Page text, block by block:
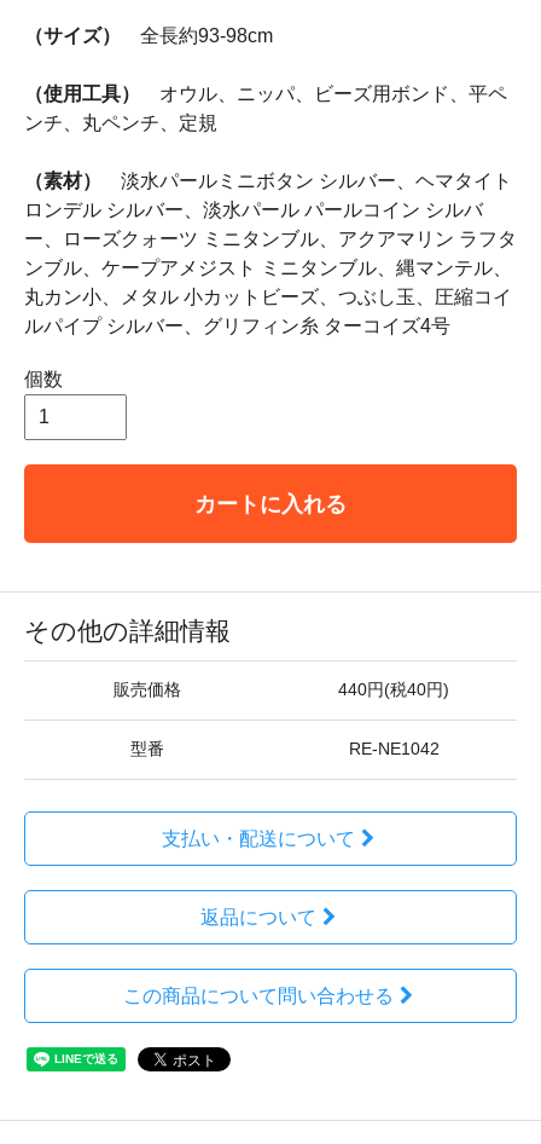
（サイズ） 全長約93-98cm
（使用工具）
オウル、ニッパ、ビーズ用ボンド、平ペ
ンチ、丸ペンチ、定規
（素材）
淡水パールミニボタン シルバー、ヘマタイト
ロンデル シルバー、淡水パール パールコイン シルバ
ー、ローズクォーツ ミニタンブル、アクアマリン ラフタ
ンブル、ケープアメジスト ミニタンブル、縄マンテル、
丸カン小、メタル 小カットビーズ、つぶし玉、圧縮コイ
ルパイプ シルバー、グリフィン糸 ターコイズ4号
個数
カートに入れる
その他の詳細情報
販売価格 440円(税40円)
型番 RE-NE1042
支払い・配送について
返品について
この商品について問い合わせる